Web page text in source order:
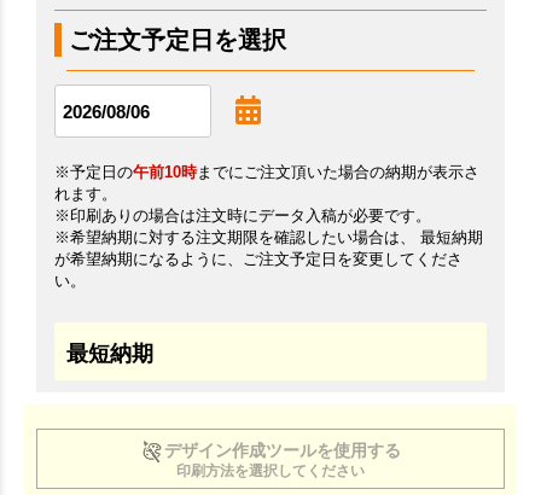
ご注文予定日を選択
※予定日の午前10時までにご注文頂いた場合の納期が表示さ
れます。
※印刷ありの場合は注文時にデータ入稿が必要です。
※希望納期に対する注文期限を確認したい場合は、 最短納期
が希望納期になるように、ご注文予定日を変更してくださ
い。
最短納期
デザイン作成ツールを使用する
印刷方法を選択してください